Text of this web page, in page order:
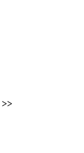
>>